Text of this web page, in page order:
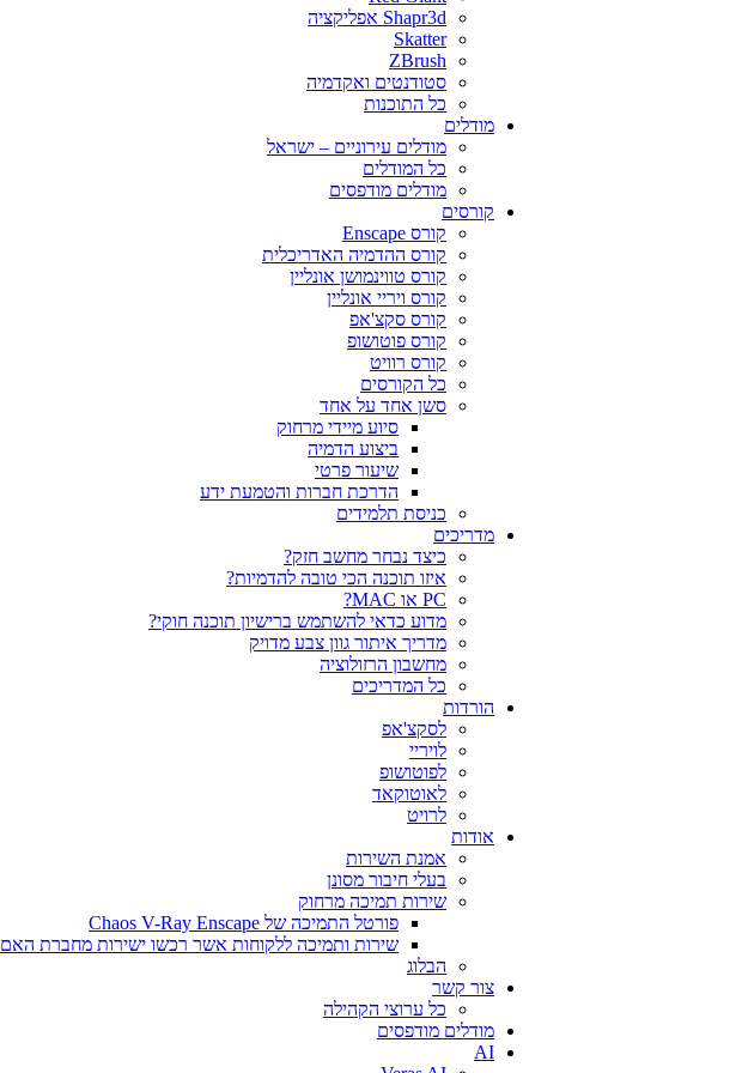
Shapr3d אפליקציה
Skatter
ZBrush
סטודנטים ואקדמיה
כל התוכנות
מודלים
מודלים עירוניים – ישראל
כל המודלים
מודלים מודפסים
קורסים
קורס Enscape
קורס ההדמיה האדריכלית
קורס טווינמושן אונליין
קורס ויריי אונליין
קורס סקצ'אפ
קורס פוטושופ
קורס רוויט
כל הקורסים
סשן אחד על אחד
סיוע מיידי מרחוק
ביצוע הדמיה
שיעור פרטי
הדרכת חברות והטמעת ידע
כניסת תלמידים
מדריכים
כיצד נבחר מחשב חזק?
איזו תוכנה הכי טובה להדמיות?‎‎
PC או MAC?
מדוע כדאי להשתמש ברישיון תוכנה חוקי?
מדריך איתור גוון צבע מדויק
מחשבון הרזולוציה
כל המדריכים
הורדות
לסקצ'אפ
לויריי
לפוטושופ
לאוטוקאד
לרויט
אודות
אמנת השירות
בעלי חיבור מסונן
שירות תמיכה מרחוק
פורטל התמיכה של Chaos V-Ray Enscape
שירות ותמיכה ללקוחות אשר רכשו ישירות מחברת האם
הבלוג
צור קשר
כל ערוצי הקהילה
מודלים מודפסים
AI